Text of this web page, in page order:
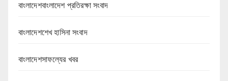
বাংলাদেশবাংলাদেশ প্রতিরক্ষা সংবাদ
বাংলাদেশশেখ হাসিনা সংবাদ
বাংলাদেশসাফল্যের খবর